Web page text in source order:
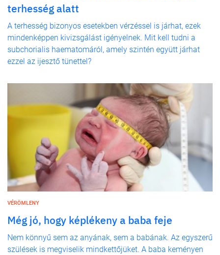
terhesség alatt
A terhesség bizonyos esetekben vérzéssel is járhat, ezek
mindenképpen kivizsgálást igényelnek. Mit kell tudni a
subchorialis haematomáról, amely szintén együtt járhat
ezzel az ijesztő tünettel?
VÉRÖMLENY
Még jó, hogy képlékeny a baba feje
Nem könnyű sem az anyának, sem a babának. Az egyszerű
szülések is megviselik mindkettőjüket. A baba keményen